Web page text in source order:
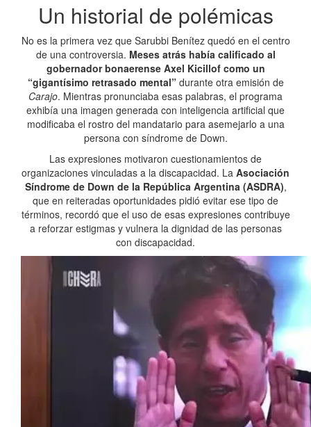
Un historial de polémicas
No es la primera vez que Sarubbi Benítez quedó en el centro
de una controversia. Meses atrás había calificado al
gobernador bonaerense Axel Kicillof como un
“gigantísimo retrasado mental” durante otra emisión de
Carajo. Mientras pronunciaba esas palabras, el programa
exhibía una imagen generada con inteligencia artificial que
modificaba el rostro del mandatario para asemejarlo a una
persona con síndrome de Down.
Las expresiones motivaron cuestionamientos de
organizaciones vinculadas a la discapacidad. La Asociación
Síndrome de Down de la República Argentina (ASDRA),
que en reiteradas oportunidades pidió evitar ese tipo de
términos, recordó que el uso de esas expresiones contribuye
a reforzar estigmas y vulnera la dignidad de las personas
con discapacidad.